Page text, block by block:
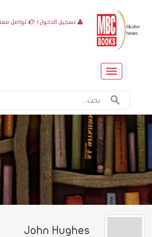
| تواصل معنا تسجيل الدخول
Toggle
navigation
John Hughes